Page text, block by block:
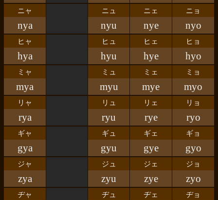
ニャ ニュ ニェ ニョ
nya nyu nye nyo
ヒャ ヒュ ヒェ ヒョ
hya hyu hye hyo
ミャ ミュ ミェ ミョ
mya myu mye myo
リャ リュ リェ リョ
rya ryu rye ryo
ギャ ギュ ギェ ギョ
gya gyu gye gyo
ジャ ジュ ジェ ジョ
zya zyu zye zyo
ヂャ ヂュ ヂェ ヂョ